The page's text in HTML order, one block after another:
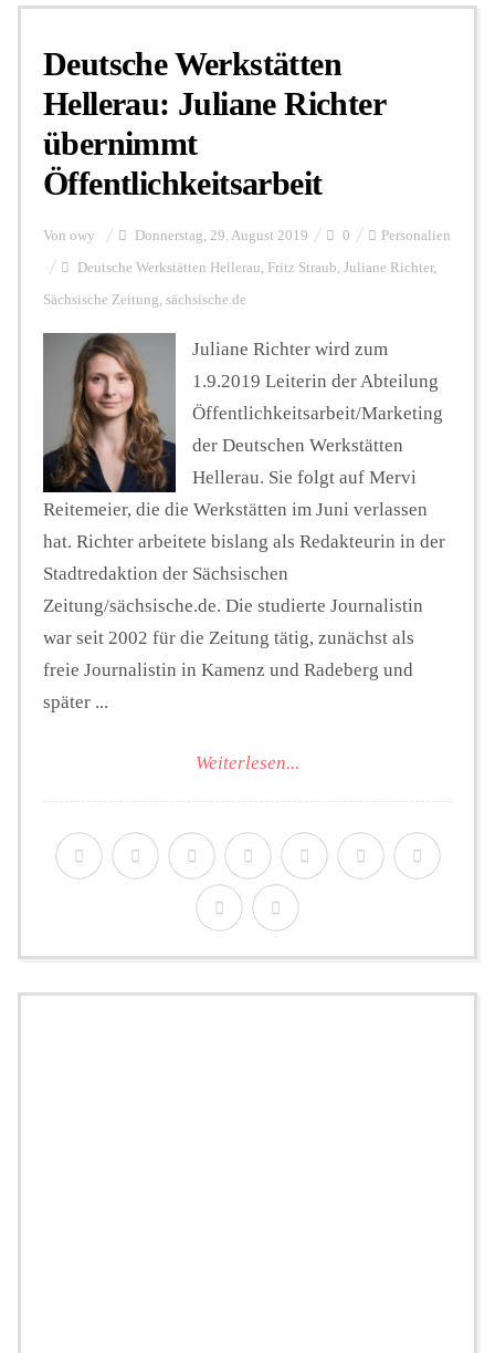
Personalien
Hintergrund
FUNKTURM-Beiträge
Seminare
Unterstützen
Deutsche Werkstätten
Hellerau: Juliane Richter
übernimmt
Öffentlichkeitsarbeit
Von owy Donnerstag, 29. August 2019 0 Personalien
Deutsche Werkstätten Hellerau, Fritz Straub, Juliane Richter,
Sächsische Zeitung, sächsische.de
Juliane Richter wird zum
1.9.2019 Leiterin der Abteilung
Öffentlichkeitsarbeit/Marketing
der Deutschen Werkstätten
Hellerau. Sie folgt auf Mervi
Reitemeier, die die Werkstätten im Juni verlassen
hat. Richter arbeitete bislang als Redakteurin in der
Stadtredaktion der Sächsischen
Zeitung/sächsische.de. Die studierte Journalistin
war seit 2002 für die Zeitung tätig, zunächst als
freie Journalistin in Kamenz und Radeberg und
später ...
Weiterlesen...